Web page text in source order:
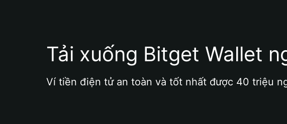
Tải xuống Bitget Wallet
Ví tiền điện tử an toàn và tốt nhất được 40 triệu